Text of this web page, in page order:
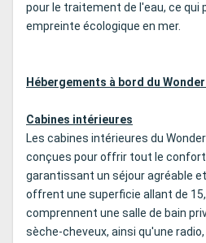
pour le traitement de l'eau, ce qui
empreinte écologique en mer.
Hébergements à bord du
Cabines intérieures
Les cabines intérieures du
conçues pour offrir tout le
garantissant un séjour agréable
offrent une superficie allant de
comprennent une salle de bain
sèche-cheveux, ainsi qu'une